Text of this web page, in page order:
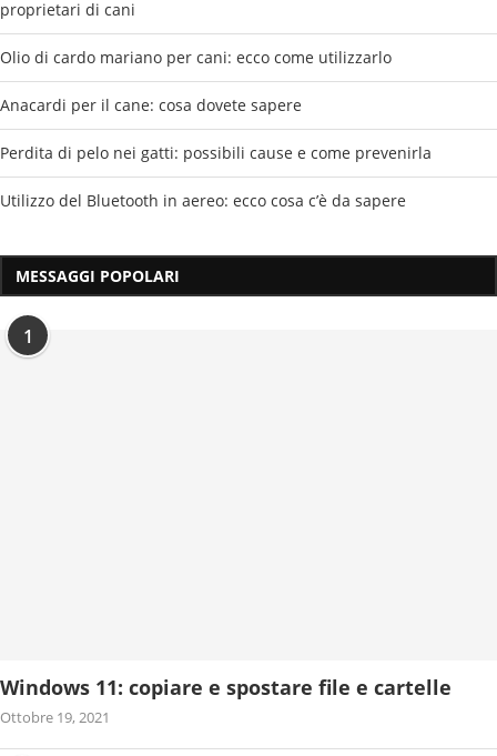
proprietari di cani
Olio di cardo mariano per cani: ecco come utilizzarlo
Anacardi per il cane: cosa dovete sapere
Perdita di pelo nei gatti: possibili cause e come prevenirla
Utilizzo del Bluetooth in aereo: ecco cosa c’è da sapere
MESSAGGI POPOLARI
1
Windows 11: copiare e spostare file e cartelle
Ottobre 19, 2021